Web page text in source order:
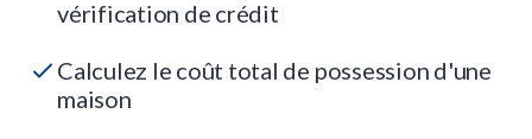
vérification de crédit
Calculez le coût total de possession d'une
maison